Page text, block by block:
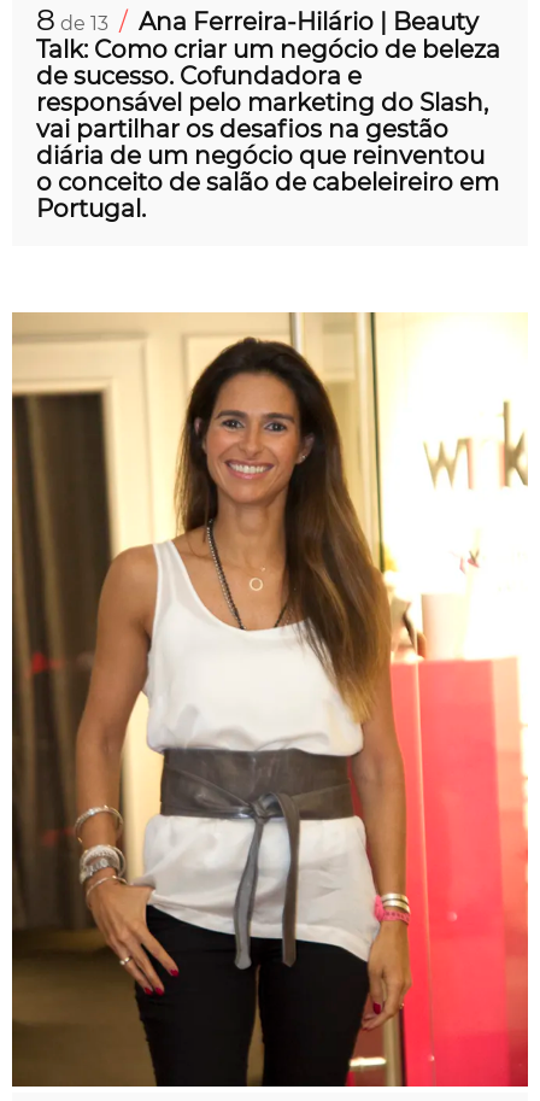
8 de 13 / Ana Ferreira-Hilário | Beauty
Talk: Como criar um negócio de beleza
de sucesso. Cofundadora e
responsável pelo marketing do Slash,
vai partilhar os desafios na gestão
diária de um negócio que reinventou
o conceito de salão de cabeleireiro em
Portugal.